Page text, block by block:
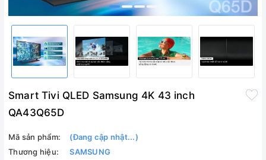
Smart Tivi QLED Samsung 4K 43 inch
QA43Q65D
Mã sản phẩm:
(Đang cập nhật...)
Thương hiệu:
SAMSUNG